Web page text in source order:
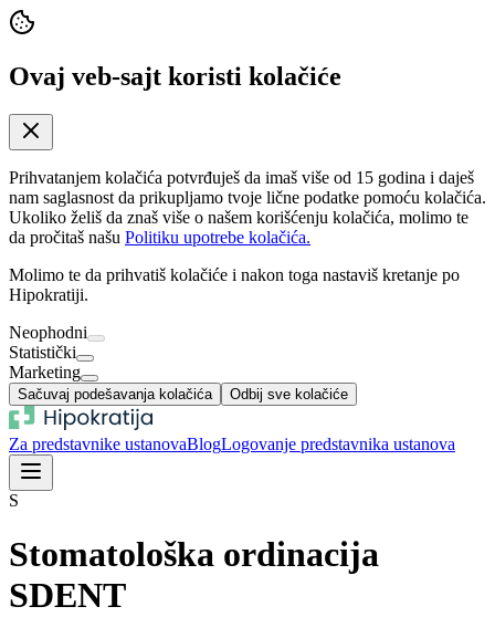
Ovaj veb-sajt koristi kolačiće
Prihvatanjem kolačića potvrđuješ da imaš više od 15 godina i daješ
nam saglasnost da prikupljamo tvoje lične podatke pomoću kolačića.
Ukoliko želiš da znaš više o našem korišćenju kolačića, molimo te
da pročitaš našu Politiku upotrebe kolačića.
Molimo te da prihvatiš kolačiće i nakon toga nastaviš kretanje po
Hipokratiji.
Neophodni
Statistički
Marketing
Sačuvaj podešavanja kolačića Odbij sve kolačiće
Za predstavnike ustanovaBlogLogovanje predstavnika ustanova
S
Stomatološka ordinacija
SDENT